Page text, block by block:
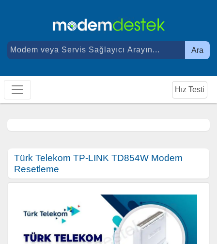
Ara
Hız Testi
Türk Telekom TP-LINK TD854W Modem
Resetleme